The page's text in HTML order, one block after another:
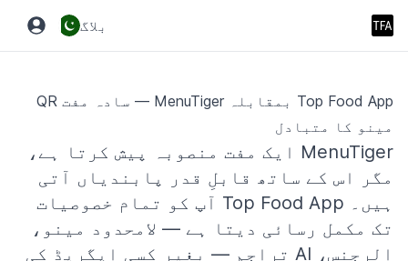
بلاگ
Top Food App بمقابلہ MenuTiger — سادہ مفت QR
مینو کا متبادل
MenuTiger ایک مفت منصوبہ پیش کرتا ہے،
مگر اس کے ساتھ قابلِ قدر پابندیاں آتی
ہیں۔ Top Food App آپ کو تمام خصوصیات
تک مکمل رسائی دیتا ہے — لامحدود مینو،
الرجنس، AI تراجم — بغیر کسی اپگریڈ کی